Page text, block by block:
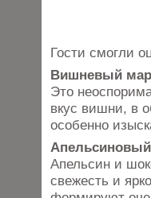
Гости смогли
Вишневый
Это
вкус вишни, в
особенно
Апельсин и
свежесть и